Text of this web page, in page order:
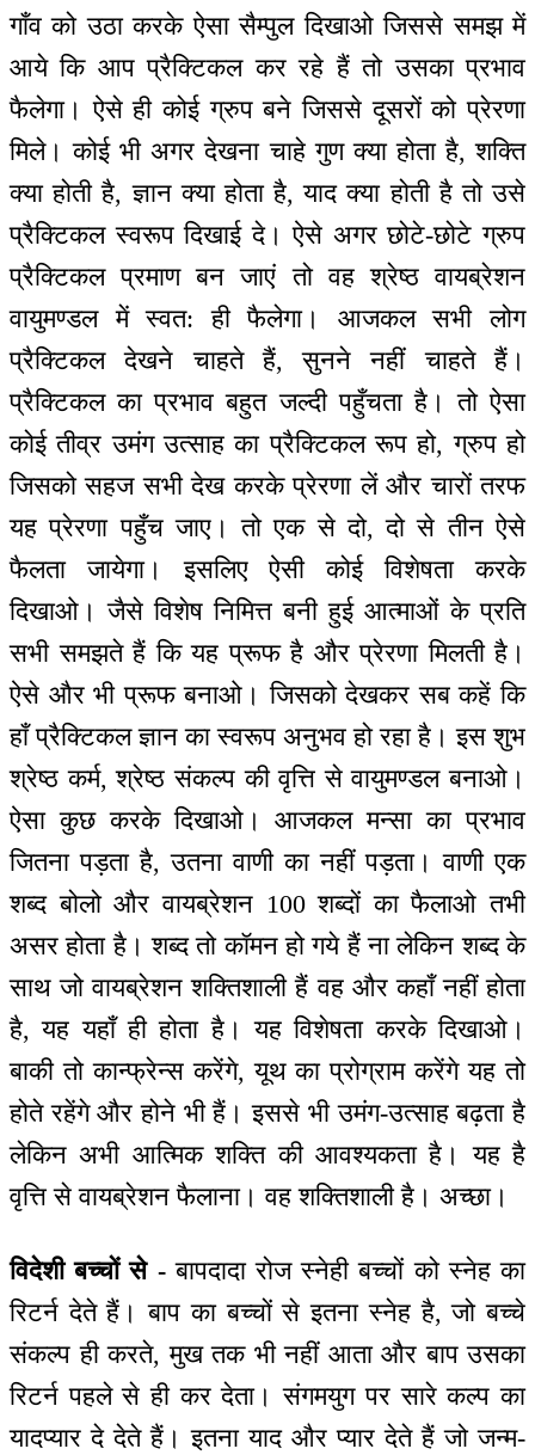
गाँव को उठा करके ऐसा सैम्पुल दिखाओ जिससे समझ में
आये कि आप प्रैक्टिकल कर रहे हैं तो उसका प्रभाव
फैलेगा। ऐसे ही कोई ग्रुप बने जिससे दूसरों को प्रेरणा
मिले। कोई भी अगर देखना चाहे गुण क्या होता है, शक्ति
क्या होती है, ज्ञान क्या होता है, याद क्या होती है तो उसे
प्रैक्टिकल स्वरूप दिखाई दे। ऐसे अगर छोटे-छोटे ग्रुप
प्रैक्टिकल प्रमाण बन जाएं तो वह श्रेष्ठ वायब्रेशन
वायुमण्डल में स्वत: ही फैलेगा। आजकल सभी लोग
प्रैक्टिकल देखने चाहते हैं, सुनने नहीं चाहते हैं।
प्रैक्टिकल का प्रभाव बहुत जल्दी पहुँचता है। तो ऐसा
कोई तीव्र उमंग उत्साह का प्रैक्टिकल रूप हो, ग्रुप हो
जिसको सहज सभी देख करके प्रेरणा लें और चारों तरफ
यह प्रेरणा पहुँच जाए। तो एक से दो, दो से तीन ऐसे
फैलता जायेगा। इसलिए ऐसी कोई विशेषता करके
दिखाओ। जैसे विशेष निमित्त बनी हुई आत्माओं के प्रति
सभी समझते हैं कि यह प्रूफ है और प्रेरणा मिलती है।
ऐसे और भी प्रूफ बनाओ। जिसको देखकर सब कहें कि
हाँ प्रैक्टिकल ज्ञान का स्वरूप अनुभव हो रहा है। इस शुभ
श्रेष्ठ कर्म, श्रेष्ठ संकल्प की वृत्ति से वायुमण्डल बनाओ।
ऐसा कुछ करके दिखाओ। आजकल मन्सा का प्रभाव
जितना पड़ता है, उतना वाणी का नहीं पड़ता। वाणी एक
शब्द बोलो और वायब्रेशन 100 शब्दों का फैलाओ तभी
असर होता है। शब्द तो कॉमन हो गये हैं ना लेकिन शब्द के
साथ जो वायब्रेशन शक्तिशाली हैं वह और कहाँ नहीं होता
है, यह यहाँ ही होता है। यह विशेषता करके दिखाओ।
बाकी तो कान्फ्रेन्स करेंगे, यूथ का प्रोग्राम करेंगे यह तो
होते रहेंगे और होने भी हैं। इससे भी उमंग-उत्साह बढ़ता है
लेकिन अभी आत्मिक शक्ति की आवश्यकता है। यह है
वृत्ति से वायब्रेशन फैलाना। वह शक्तिशाली है। अच्छा।
विदेशी बच्चों से -बापदादा रोज स्नेही बच्चों को स्नेह का
रिटर्न देते हैं। बाप का बच्चों से इतना स्नेह है, जो बच्चे
संकल्प ही करते, मुख तक भी नहीं आता और बाप उसका
रिटर्न पहले से ही कर देता। संगमयुग पर सारे कल्प का
यादप्यार दे देते हैं। इतना याद और प्यार देते हैं जो जन्म-